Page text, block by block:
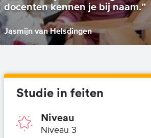
docenten kennen je bij naam.”
Jasmijn van Helsdingen
Studie in feiten
Niveau
Niveau 3